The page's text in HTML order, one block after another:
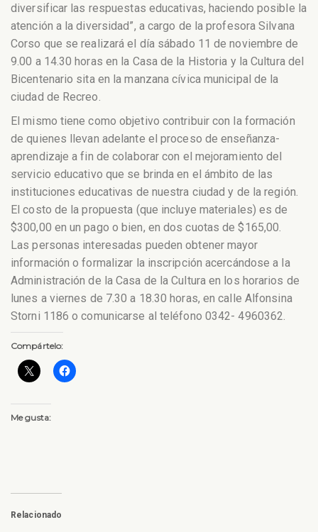
diversificar las respuestas educativas, haciendo posible la
atención a la diversidad”, a cargo de la profesora Silvana
Corso que se realizará el día sábado 11 de noviembre de
9.00 a 14.30 horas en la Casa de la Historia y la Cultura del
Bicentenario sita en la manzana cívica municipal de la
ciudad de Recreo.
El mismo tiene como objetivo contribuir con la formación
de quienes llevan adelante el proceso de enseñanza-
aprendizaje a fin de colaborar con el mejoramiento del
servicio educativo que se brinda en el ámbito de las
instituciones educativas de nuestra ciudad y de la región.
El costo de la propuesta (que incluye materiales) es de
$300,00 en un pago o bien, en dos cuotas de $165,00.
Las personas interesadas pueden obtener mayor
información o formalizar la inscripción acercándose a la
Administración de la Casa de la Cultura en los horarios de
lunes a viernes de 7.30 a 18.30 horas, en calle Alfonsina
Storni 1186 o comunicarse al teléfono 0342- 4960362.
Compártelo:
Me gusta:
Relacionado